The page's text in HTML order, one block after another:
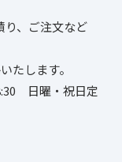
り、ご注文など
たします。
日曜・祝日定